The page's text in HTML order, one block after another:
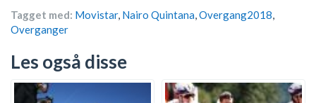
Tagget med: Movistar, Nairo Quintana,Overgang2018,
Overganger
Les også disse